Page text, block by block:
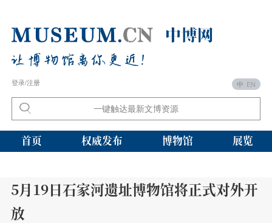
登录/注册 中 EN
首页 权威发布 博物馆 展览
5月19日石家河遗址博物馆将正式对外开
放